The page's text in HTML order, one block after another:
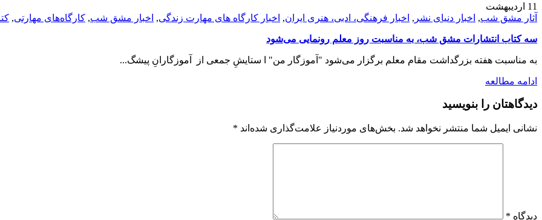
11 اردیبهشت
آثار مشق شب, اخبار دنیای نشر , اخبار فرهنگی، ادبی، هنری ایران, اخبار کارگاه های مهارت زندگی, اخبار مشق شب, کارگاه‌های مهارتی,
سه کتاب انتشارات مشق شب، به مناسبت روز معلم رونمایی می‌شود
به مناسبت هفته بزرگداشت مقام معلم برگزار می‌شود "آموزگار من" ا ستایشِ جمعی از آموزگارانِ پیشگ...
ادامه مطالعه
دیدگاهتان را بنویسید
نشانی ایمیل شما منتشر نخواهد شد. بخش‌های موردنیاز علامت‌گذاری شده‌اند *
دیدگاه *